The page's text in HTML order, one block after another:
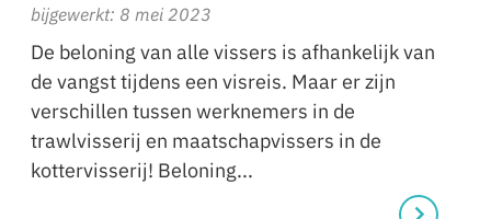
bijgewerkt: 8 mei 2023
De beloning van alle vissers is afhankelijk van
de vangst tijdens een visreis. Maar er zijn
verschillen tussen werknemers in de
trawlvisserij en maatschapvissers in de
kottervisserij! Beloning...